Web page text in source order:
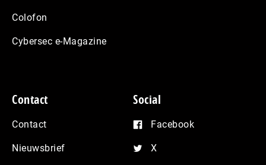
Colofon
Cybersec e-Magazine
Contact
Contact
Nieuwsbrief
Social
Facebook
X